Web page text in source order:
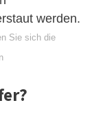
werden.
Sie sich die